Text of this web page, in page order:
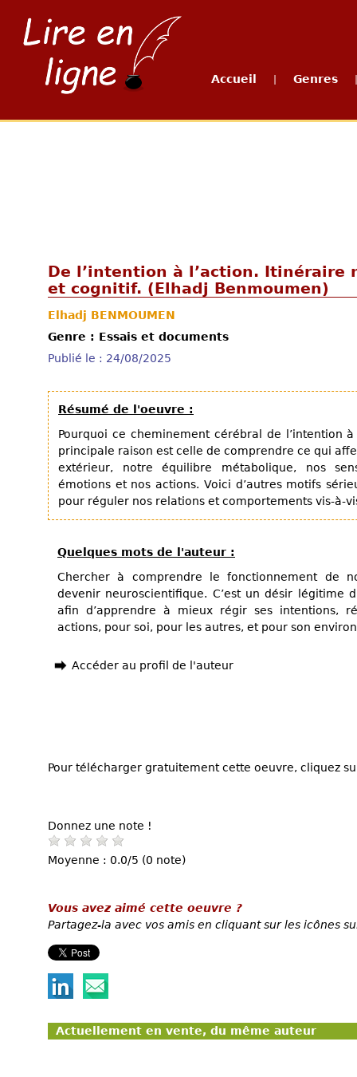
Accueil Genres
De l’intention à l’action. Itinéraire
et cognitif. (Elhadj Benmoumen)
Elhadj BENMOUMEN
Genre : Essais et documents
Publié le : 24/08/2025
Résumé de l'oeuvre :
Pourquoi ce cheminement cérébral de l’intention
principale raison est celle de comprendre ce qui
extérieur, notre équilibre métabolique, nos
émotions et nos actions. Voici d’autres motifs
pour réguler nos relations et comportements vis-à-
Quelques mots de l'auteur :
Chercher à comprendre le fonctionnement de
devenir neuroscientifique. C’est un désir légitime
afin d’apprendre à mieux régir ses intentions,
actions, pour soi, pour les autres, et pour son
Accéder au profil de l'auteur
Pour télécharger gratuitement cette oeuvre, cliquez
Donnez une note !
Moyenne : 0.0/5 (0 note)
Vous avez aimé cette oeuvre ?
Partagez-la avec vos amis en cliquant sur les icônes
Actuellement en vente, du même auteur